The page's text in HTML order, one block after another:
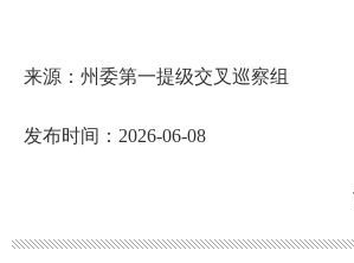
来源：州委第一提级交叉巡察组
发布时间：2026-06-08